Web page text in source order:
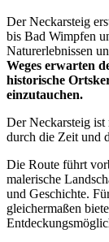
Der Neckarsteig
bis Bad Wimpfen
Naturerlebnissen
Weges erwarten
historische
einzutauchen.
Der Neckarsteig ist
durch die Zeit und
Die Route führt
malerische
und Geschichte.
gleichermaßen